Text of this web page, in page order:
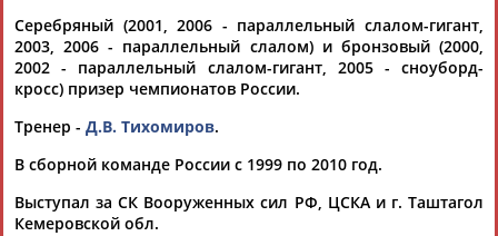
Флюра
АББАТЕ-
БУЛАТОВА
Татьяна
АББЯСОВА
Акжана
АБДИКАРИМОВА
Артур
АБДРАХМАНОВ
Серебряный (2001, 2006 - параллельный слалом-гигант,
2003, 2006 - параллельный слалом) и бронзовый (2000,
2002 - параллельный слалом-гигант, 2005 - сноуборд-
кросс) призер чемпионатов России.
Тренер - Д.В. Тихомиров.
В сборной команде России с 1999 по 2010 год.
Выступал за СК Вооруженных сил РФ, ЦСКА и г. Таштагол
Кемеровской обл.